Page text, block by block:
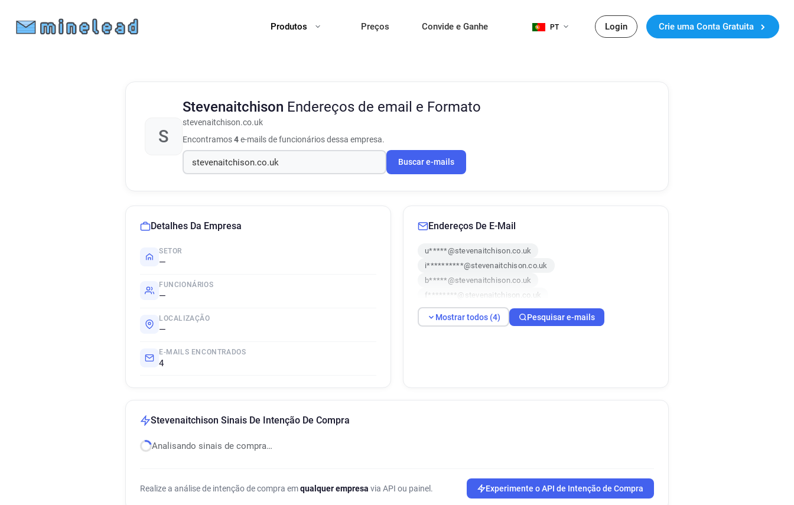
Produtos Preços Convide e Ganhe PT Login Crie uma Conta Gratuita
S
Stevenaitchison Endereços de email e Formato
stevenaitchison.co.uk
Encontramos4e-mails de funcionários dessa empresa.
Buscar e-mails
Detalhes Da Empresa
SETOR
—
FUNCIONÁRIOS
—
LOCALIZAÇÃO
—
E-MAILS ENCONTRADOS
4
Endereços De E-Mail
u*****@stevenaitchison.co.uk
i**********@stevenaitchison.co.uk
b*****@stevenaitchison.co.uk
f********@stevenaitchison.co.uk
Mostrar todos (4) Pesquisar e-mails
Stevenaitchison Sinais De Intenção De Compra
Analisando sinais de compra…
Realize a análise de intenção de compra emqualquer empresa via API ou painel. Experimente o API de Intenção de Compra